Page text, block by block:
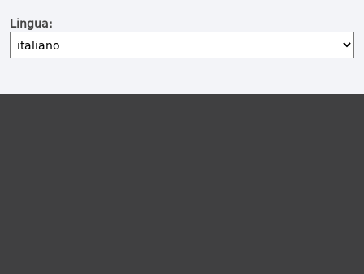
Lingua